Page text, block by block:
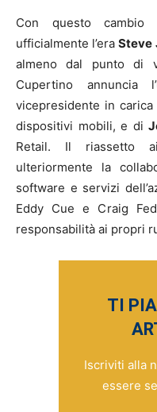
Con questo
ufficialmente l’eraSteve
almeno dal punto di
Cupertino annuncia
vicepresidente in
dispositivi mobili, e di
Retail. Il riassetto
ulteriormente la
software e servizi
Eddy Cue e Craig
responsabilità ai propri
TI
Iscriviti alla
essere